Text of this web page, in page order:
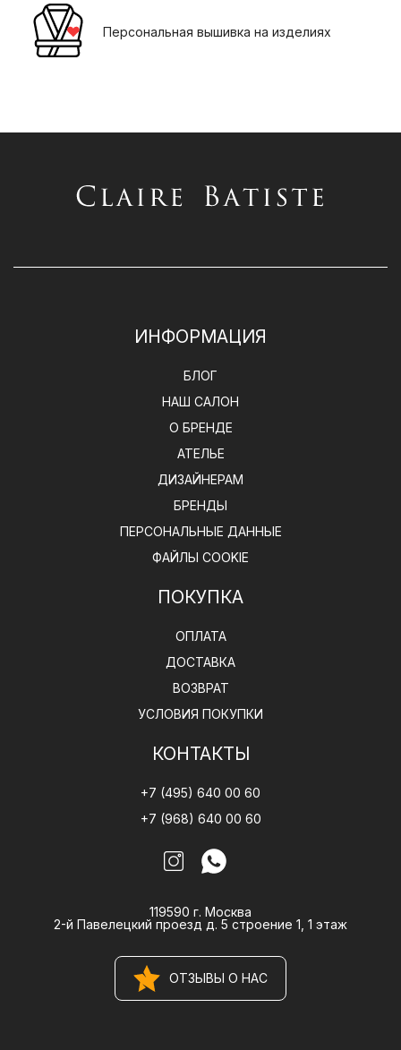
Персональная вышивка на изделиях
ИНФОРМАЦИЯ
БЛОГ
НАШ САЛОН
О БРЕНДЕ
АТЕЛЬЕ
ДИЗАЙНЕРАМ
БРЕНДЫ
ПЕРСОНАЛЬНЫЕ ДАННЫЕ
ФАЙЛЫ COOKIE
ПОКУПКА
ОПЛАТА
ДОСТАВКА
ВОЗВРАТ
УСЛОВИЯ ПОКУПКИ
КОНТАКТЫ
+7 (495) 640 00 60
+7 (968) 640 00 60
119590 г. Москва
2-й Павелецкий проезд д. 5 строение 1, 1 этаж
ОТЗЫВЫ О НАС